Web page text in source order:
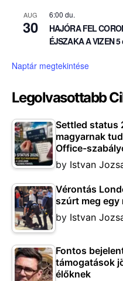
AUG
30
6:00 du.
HAJÓRA FEL
ÉJSZAKA A VIZEN
Naptár megtekintése
Legolvasottabb
Settled status
magyarnak
Office-
by Istvan
Vérontás
szúrt meg egy
by Istvan
Fontos
támogatások
élőknek